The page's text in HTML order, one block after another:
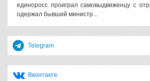
единоросс проиграл самовыдвиженцу с
одержал бывший министр...
Telegram
Вконтакте